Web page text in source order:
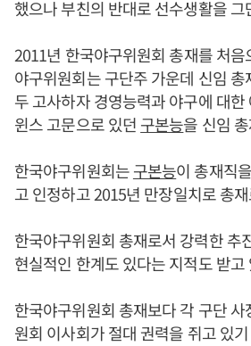
했으나 부친의 반대로 선수생활을 그
2011년 한국야구위원회 총재를 처
야구위원회는 구단주 가운데 신임
두 고사하자 경영능력과 야구에 대한
윈스 고문으로 있던 구본능을 신임
한국야구위원회는구본능이 총재직
고 인정하고 2015년 만장일치로 총
한국야구위원회 총재로서 강력한 추
현실적인 한계도 있다는 지적도 받고
한국야구위원회 총재보다 각 구단
원회 이사회가 절대 권력을 쥐고 있